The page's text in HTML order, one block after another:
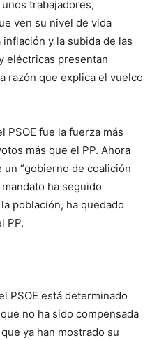
trabajadores,
ven su nivel de vida
y la subida de las
eléctricas presentan
razón que explica el vuelco
PSOE fue la fuerza más
más que el PP. Ahora
“gobierno de coalición
ha seguido
población, ha quedado
PP.
PSOE está determinado
no ha sido compensada
ya han mostrado su